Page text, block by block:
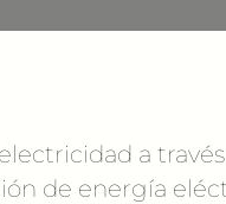
a
de energía